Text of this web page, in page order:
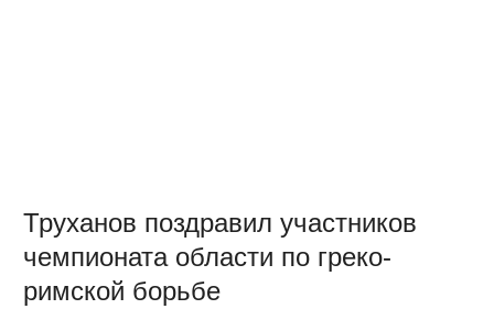
Труханов поздравил участников
чемпионата области по греко-
римской борьбе